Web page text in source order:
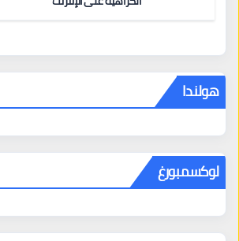
هولندا
لوكسمبورغ